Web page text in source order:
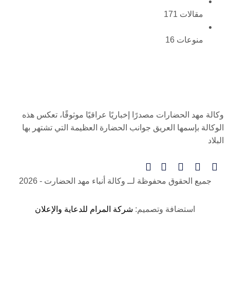
مقالات 171
منوعات 16
وكالة مهد الحضارات مصدرًا إخباريًا عراقيًا موثوقًا، تعكس هذه
الوكالة بإسمها العريق جوانب الحضارة العظيمة التي تشتهر بها
البلاد
جميع الحقوق محفوظة لــ وكالة أنباء مهد الحضارت - 2026
استضافة وتصميم: شركة المرام للدعاية والإعلان